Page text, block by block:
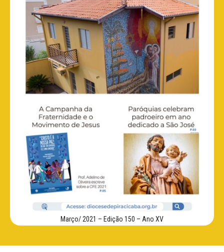
Março/ 2021 – Edição 150 – Ano XV